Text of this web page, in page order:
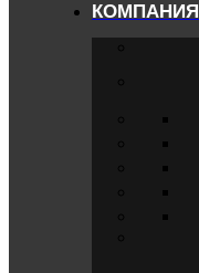
КОМПАНИЯ